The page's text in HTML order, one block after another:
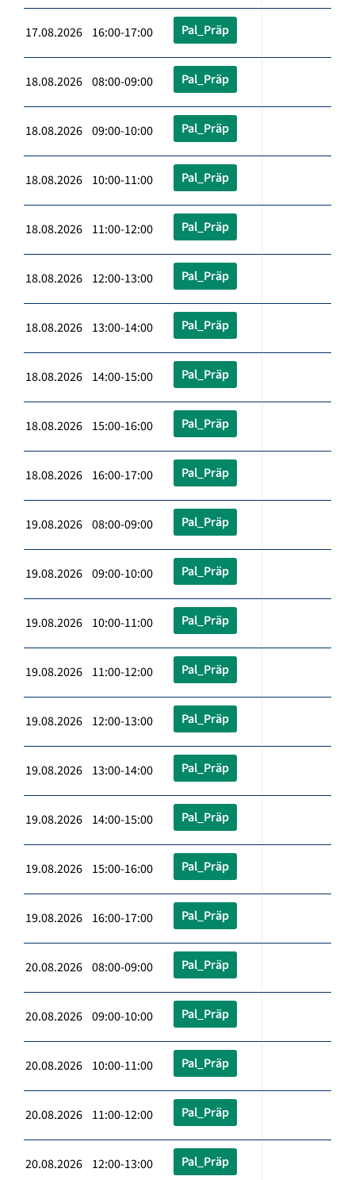
17.08.2026 16:00-17:00 Pal_Präp
18.08.2026 08:00-09:00 Pal_Präp
18.08.2026 09:00-10:00 Pal_Präp
18.08.2026 10:00-11:00 Pal_Präp
18.08.2026 11:00-12:00 Pal_Präp
18.08.2026 12:00-13:00 Pal_Präp
18.08.2026 13:00-14:00 Pal_Präp
18.08.2026 14:00-15:00 Pal_Präp
18.08.2026 15:00-16:00 Pal_Präp
18.08.2026 16:00-17:00 Pal_Präp
19.08.2026 08:00-09:00 Pal_Präp
19.08.2026 09:00-10:00 Pal_Präp
19.08.2026 10:00-11:00 Pal_Präp
19.08.2026 11:00-12:00 Pal_Präp
19.08.2026 12:00-13:00 Pal_Präp
19.08.2026 13:00-14:00 Pal_Präp
19.08.2026 14:00-15:00 Pal_Präp
19.08.2026 15:00-16:00 Pal_Präp
19.08.2026 16:00-17:00 Pal_Präp
20.08.2026 08:00-09:00 Pal_Präp
20.08.2026 09:00-10:00 Pal_Präp
20.08.2026 10:00-11:00 Pal_Präp
20.08.2026 11:00-12:00 Pal_Präp
20.08.2026 12:00-13:00 Pal_Präp